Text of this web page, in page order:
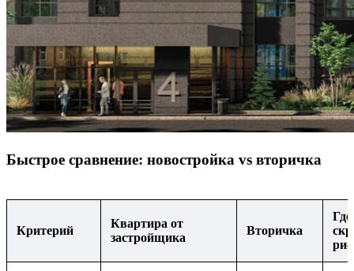
Быстрое сравнение: новостройка vs вторичка
Критерий
Квартира от
застройщика
Вторичка
Где